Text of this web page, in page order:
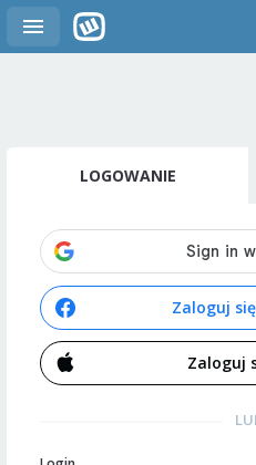
LOGOWANIE
Zaloguj
Zaloguj